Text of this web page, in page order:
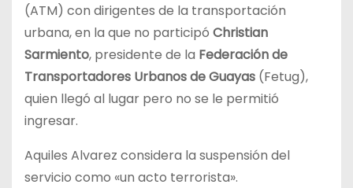
(ATM) con dirigentes de la transportación
urbana, en la que no participó Christian
Sarmiento, presidente de la Federación de
Transportadores Urbanos de Guayas (Fetug),
quien llegó al lugar pero no se le permitió
ingresar.
Aquiles Alvarez considera la suspensión del
servicio como «un acto terrorista».